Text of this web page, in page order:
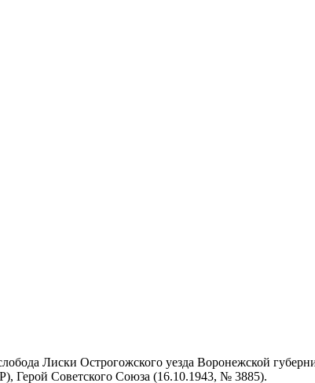
Лиски Острогожского уезда Воронежской
Герой Советского Союза (16.10.1943, № 3885).